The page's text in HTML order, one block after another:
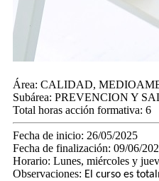
Área: CALIDAD,
Subárea: PREVENCION Y
Total horas acción formativa: 6
Fecha de inicio: 26/05/2025
Fecha de finalización: 09/06/
Horario: Lunes, miércoles y
Observaciones: El curso es